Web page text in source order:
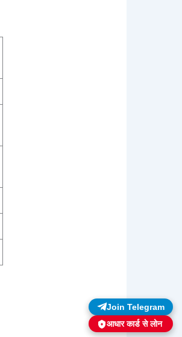
Join Telegram
आधार कार्ड से लोन